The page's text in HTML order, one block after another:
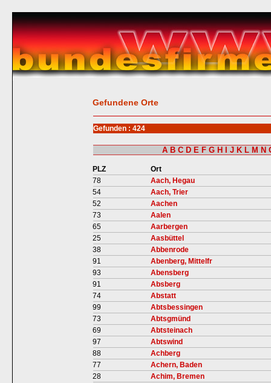
Gefundene Orte
Gefunden : 424
A B C D E F G H J K L M N
PLZ
Ort
78
Aach, Hegau
54
Aach, Trier
52
Aachen
73
Aalen
65
Aarbergen
25
Aasbüttel
38
Abbenrode
91
Abenberg, Mittelfr
93
Abensberg
91
Absberg
74
Abstatt
99
Abtsbessingen
73
Abtsgmünd
69
Abtsteinach
97
Abtswind
88
Achberg
77
Achern, Baden
28
Achim, Bremen